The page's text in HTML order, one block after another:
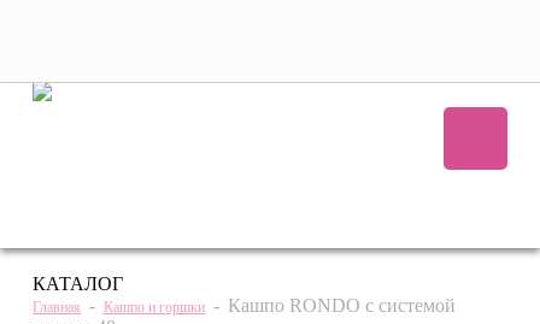
КАТАЛОГ
Главная - Кашпо и горшки - Кашпо RONDO с системой